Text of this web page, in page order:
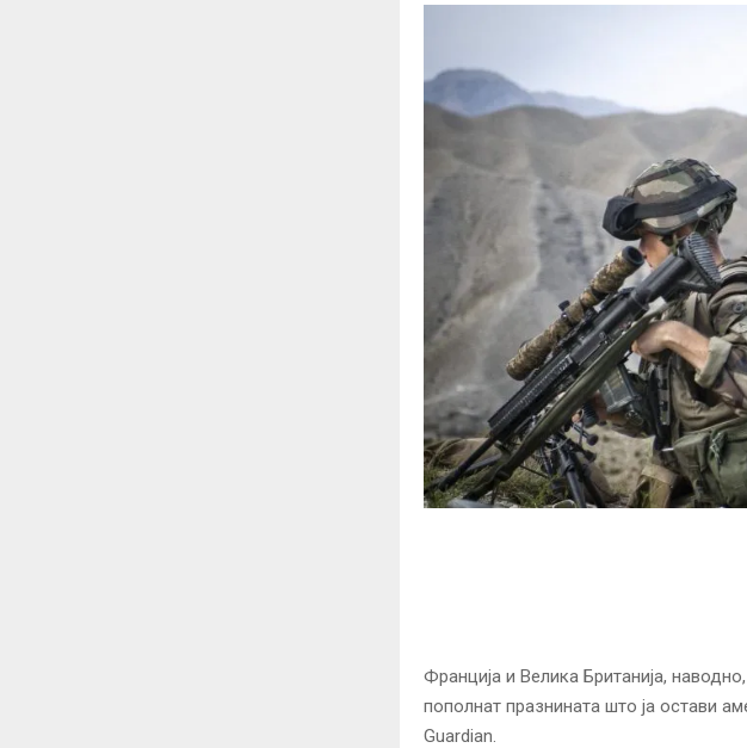
Франција и Велика Британија,
пополнат празнината што ја остави
Guardian.